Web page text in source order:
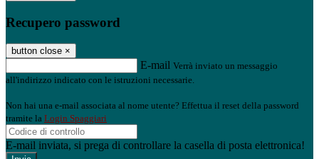
Recupero password
button close ×
E-mail Verrà inviato un messaggio
all'indirizzo indicato con le istruzioni necessarie.
Non hai una e-mail associata al nome utente? Effettua il reset della password
tramite la Login Spaggiari
E-mail inviata, si prega di controllare la casella di posta elettronica!